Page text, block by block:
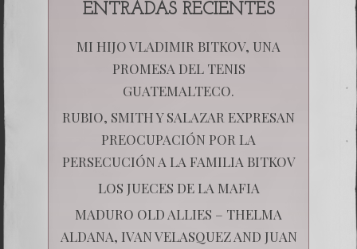
ENTRADAS RECIENTES
MI HIJO VLADIMIR BITKOV, UNA
PROMESA DEL TENIS
GUATEMALTECO.
RUBIO, SMITH Y SALAZAR EXPRESAN
PREOCUPACIÓN POR LA
PERSECUCIÓN A LA FAMILIA BITKOV
LOS JUECES DE LA MAFIA
MADURO OLD ALLIES – THELMA
ALDANA, IVAN VELASQUEZ AND JUAN